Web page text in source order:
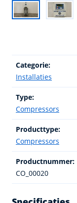
Categorie:
Installaties
Type:
Compressors
Producttype:
Compressors
Productnummer:
CO_00020